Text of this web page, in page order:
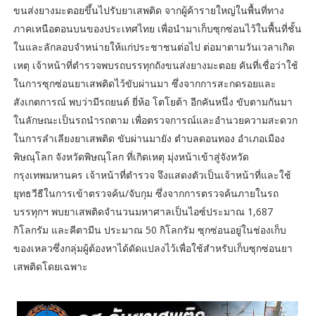
ขนส่งยางมะตอยขึ้นไปรับยาเสพติด จากผู้ค้ารายใหญ่ในพื้นที่ทาง
ภาคเหนือตอนบนของประเทศไทย เพื่อนำมาเก็บซุกซ่อนไว้ในพื้นที่ชั้น
ในและลักลอบจำหน่ายให้แก่ประชาชนต่อไป ต่อมาตามวันเวลาเกิด
เหตุ เจ้าหน้าที่ตำรวจพบรถบรรทุกถังขนส่งยางมะตอย คันที่เชื่อว่าใช้
ในการซุกซ่อนยาเสพติดไว้ขับผ่านมา ซึ่งจากการสะกดรอยและ
สังเกตการณ์ พบว่ามีรถยนต์ ยี่ห้อ โตโยต้า อีกคันหนึ่ง ขับตามกันมา
ในลักษณะเป็นรถนำรถตาม เพื่อตรวจการณ์และอำนวยความสะดวก
ในการลำเลียงยาเสพติด ขับผ่านมายัง ตำบลดอนทอง อำเภอเมือง
พิษณุโลก จังหวัดพิษณุโลก ที่เกิดเหตุ มุ่งหน้าเข้าสู่จังหวัด
กรุงเทพมหานคร เจ้าหน้าที่ตำรวจ จึงแสดงตัวเป็นเจ้าหน้าที่และใช้
ยุทธวีธีในการเข้าตรวจค้น/จับกุม ซึ่งจากการตรวจค้นภายในรถ
บรรทุกฯ พบยาเสพติดจำนวนมหาศาลเป็นไอซ์ประมาณ 1,687
กิโลกรัม และคีตามีน ประมาณ 50 กิโลกรัม ซุกซ่อนอยู่ในช่องเก็บ
ของเหลวซึ่งกลุ่มผู้ต้องหาได้ดัดแปลงไว้เพื่อใช้สำหรับเก็บซุกซ่อนยา
เสพติดโดยเฉพาะ